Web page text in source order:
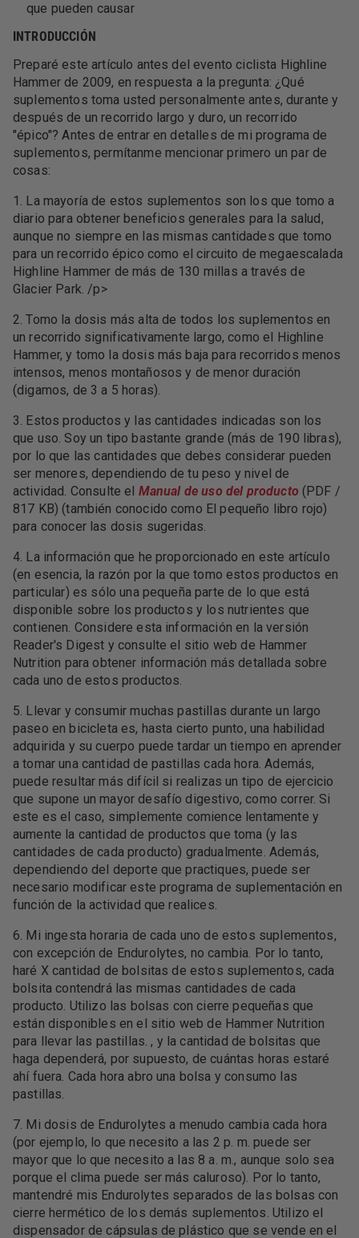
que pueden causar
INTRODUCCIÓN
Preparé este artículo antes del evento ciclista Highline
Hammer de 2009, en respuesta a la pregunta: ¿Qué
suplementos toma usted personalmente antes, durante y
después de un recorrido largo y duro, un recorrido
"épico"? Antes de entrar en detalles de mi programa de
suplementos, permítanme mencionar primero un par de
cosas:
1. La mayoría de estos suplementos son los que tomo a
diario para obtener beneficios generales para la salud,
aunque no siempre en las mismas cantidades que tomo
para un recorrido épico como el circuito de megaescalada
Highline Hammer de más de 130 millas a través de
Glacier Park. /p>
2. Tomo la dosis más alta de todos los suplementos en
un recorrido significativamente largo, como el Highline
Hammer, y tomo la dosis más baja para recorridos menos
intensos, menos montañosos y de menor duración
(digamos, de 3 a 5 horas).
3. Estos productos y las cantidades indicadas son los
que uso. Soy un tipo bastante grande (más de 190 libras),
por lo que las cantidades que debes considerar pueden
ser menores, dependiendo de tu peso y nivel de
actividad. Consulte el Manual de uso del producto (PDF /
817 KB) (también conocido como El pequeño libro rojo)
para conocer las dosis sugeridas.
4. La información que he proporcionado en este artículo
(en esencia, la razón por la que tomo estos productos en
particular) es sólo una pequeña parte de lo que está
disponible sobre los productos y los nutrientes que
contienen. Considere esta información en la versión
Reader's Digest y consulte el sitio web de Hammer
Nutrition para obtener información más detallada sobre
cada uno de estos productos.
5. Llevar y consumir muchas pastillas durante un largo
paseo en bicicleta es, hasta cierto punto, una habilidad
adquirida y su cuerpo puede tardar un tiempo en aprender
a tomar una cantidad de pastillas cada hora. Además,
puede resultar más difícil si realizas un tipo de ejercicio
que supone un mayor desafío digestivo, como correr. Si
este es el caso, simplemente comience lentamente y
aumente la cantidad de productos que toma (y las
cantidades de cada producto) gradualmente. Además,
dependiendo del deporte que practiques, puede ser
necesario modificar este programa de suplementación en
función de la actividad que realices.
6. Mi ingesta horaria de cada uno de estos suplementos,
con excepción de Endurolytes, no cambia. Por lo tanto,
haré X cantidad de bolsitas de estos suplementos, cada
bolsita contendrá las mismas cantidades de cada
producto. Utilizo las bolsas con cierre pequeñas que
están disponibles en el sitio web de Hammer Nutrition
para llevar las pastillas. , y la cantidad de bolsitas que
haga dependerá, por supuesto, de cuántas horas estaré
ahí fuera. Cada hora abro una bolsa y consumo las
pastillas.
7. Mi dosis de Endurolytes a menudo cambia cada hora
(por ejemplo, lo que necesito a las 2 p. m. puede ser
mayor que lo que necesito a las 8 a. m., aunque solo sea
porque el clima puede ser más caluroso). Por lo tanto,
mantendré mis Endurolytes separados de las bolsas con
cierre hermético de los demás suplementos. Utilizo el
dispensador de cápsulas de plástico que se vende en el